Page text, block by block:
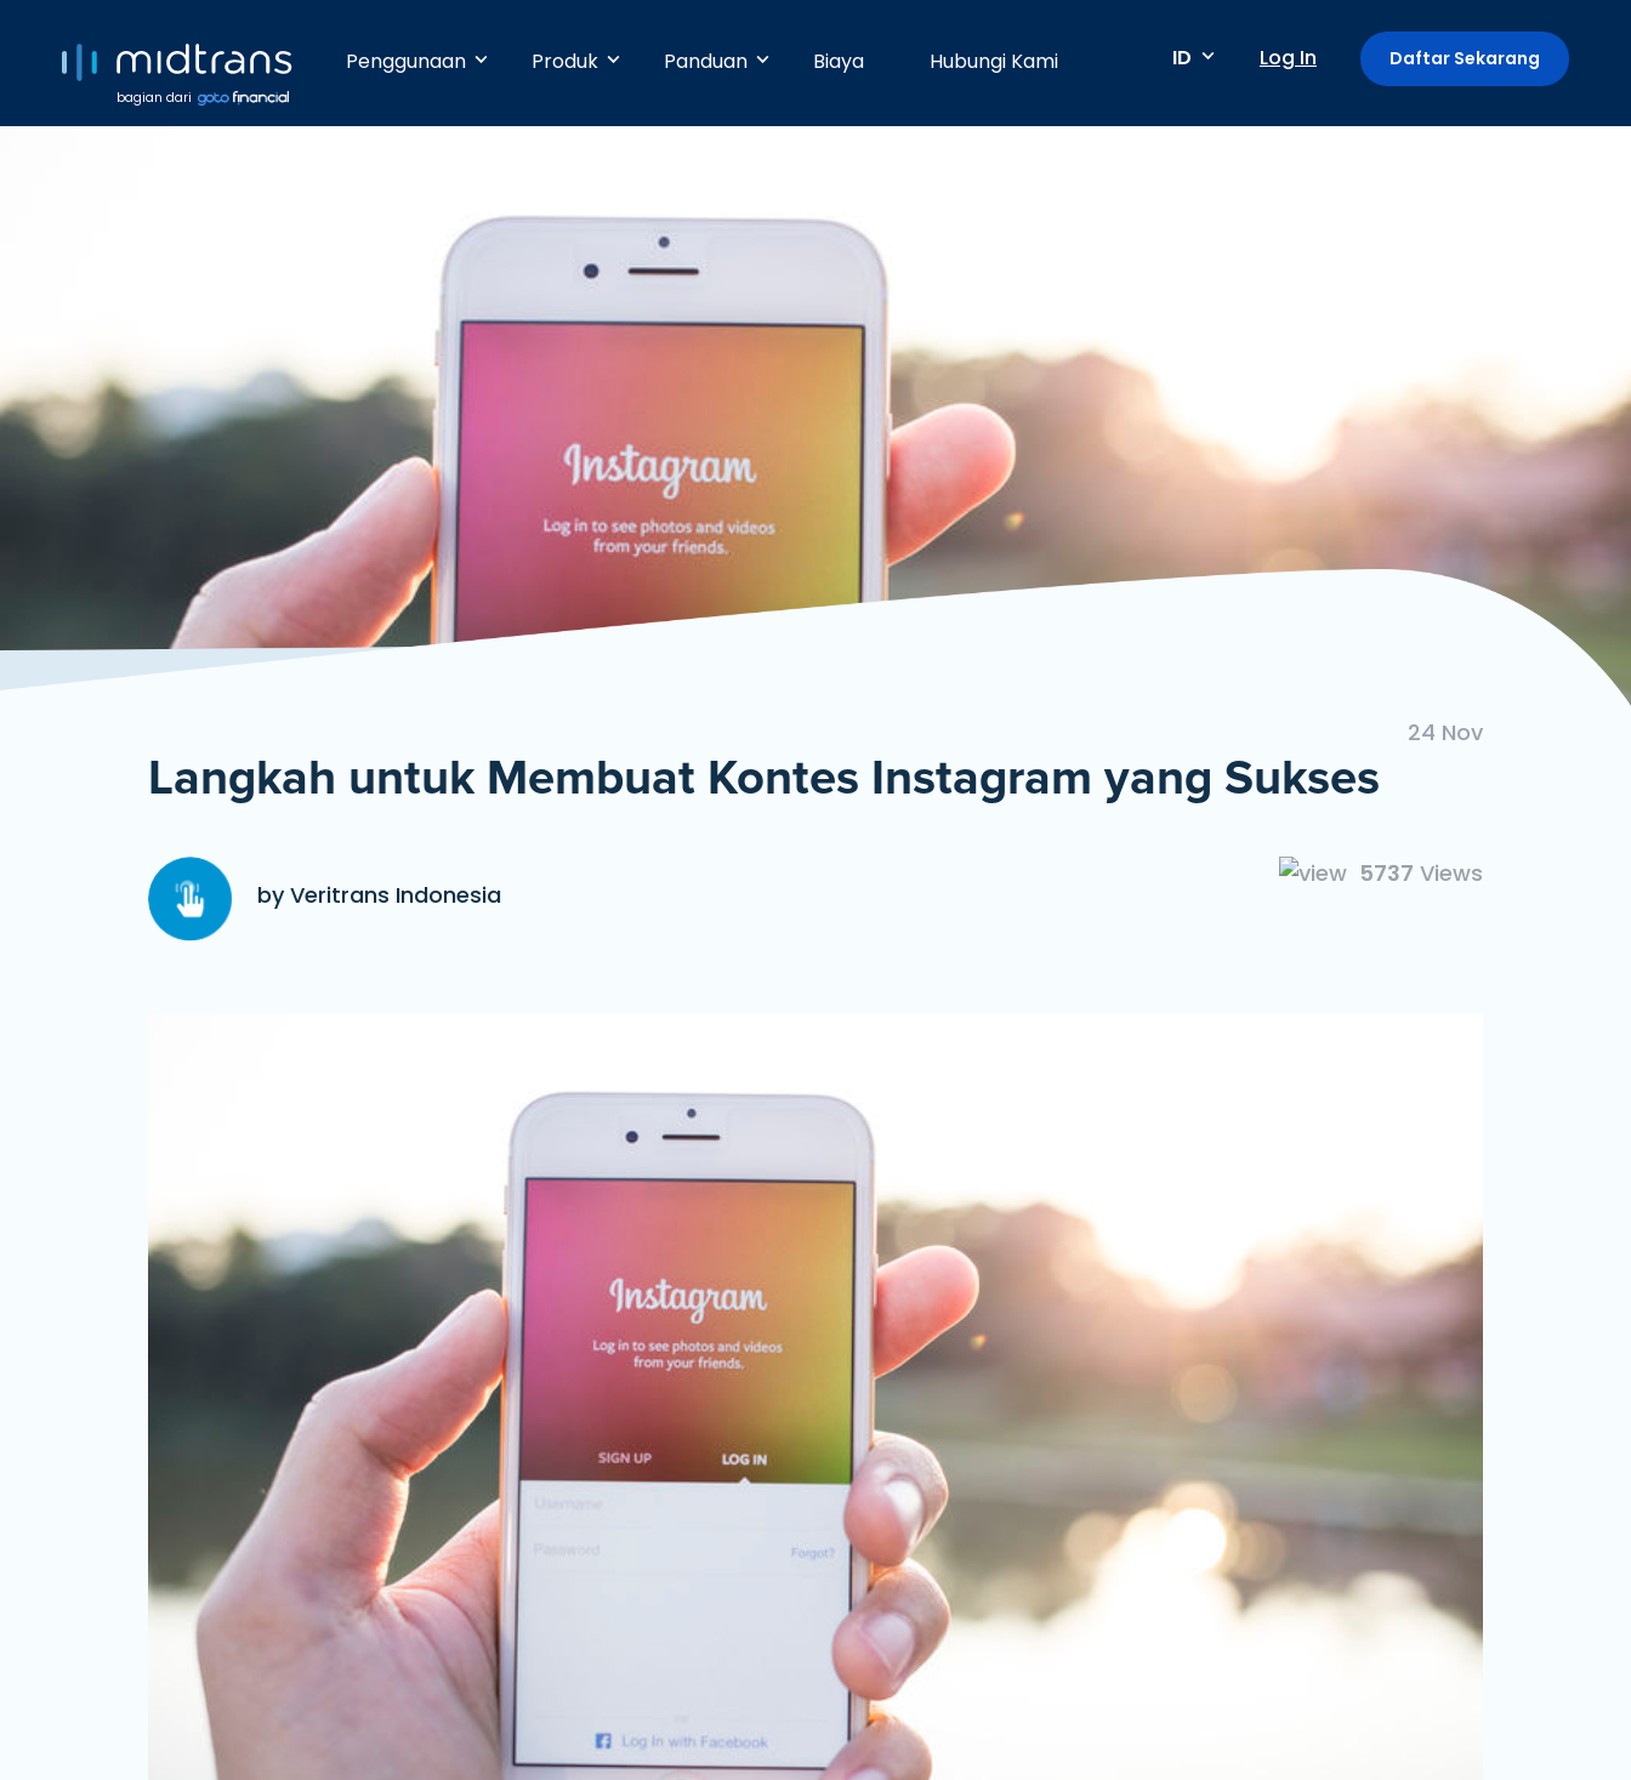
bagian dari
Penggunaan
Anda bekerja sendiri. Tanpa perlu
pengetahuan teknis.
Growing businesses
Dengan dashboard yang mudah digunakan,
Enterprise
Pembayaran ke banyak rekening dapat
dilakukan dengan mudah dan cepat.
Produk
Dengan 25 pilihan metode pembayaran,
pelanggan Anda dapat membayar
Buat promosi dan tingkatkan penjualan
dengan mudah tanpa pengaturan teknis.
Deteksi anomali
Mini App di Aplikasi GoPay
Dengan Mudah dan Cepat
Panduan
Partner
Keamanan
Biaya Hubungi Kami ID Log In Daftar Sekarang
24 Nov
Langkah untuk Membuat Kontes Instagram yang Sukses
by Veritrans Indonesia
5737 Views